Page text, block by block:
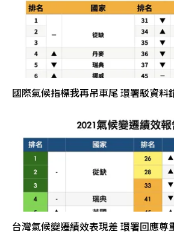
國際氣候指標我再吊車尾 環署駁資料
台灣氣候變遷績效表現差 環署回應尊